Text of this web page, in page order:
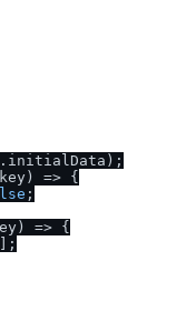
initialData );
key) => {
;
) => {